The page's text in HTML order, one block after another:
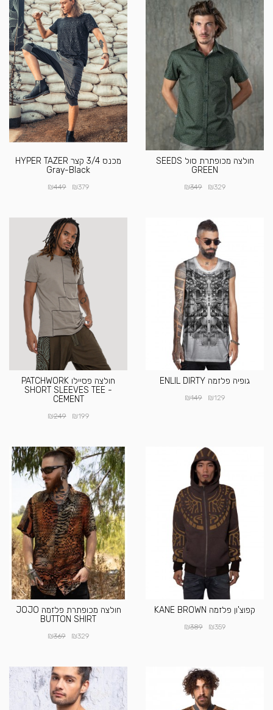
חולצה מכופתרת סול SEEDS
GREEN
₪329
₪349
מכנס 3/4 קצר HYPER TAZER
Gray-Black
₪379
₪449
גופיה פלזמה ENLIL DIRTY
₪129
₪149
חולצה פסיילו PATCHWORK
SHORT SLEEVES TEE -
CEMENT
₪199
₪249
קפוצ'ון פלזמה KANE BROWN
₪359
₪389
חולצה מכופתרת פלזמה JOJO
BUTTON SHIRT
₪329
₪369